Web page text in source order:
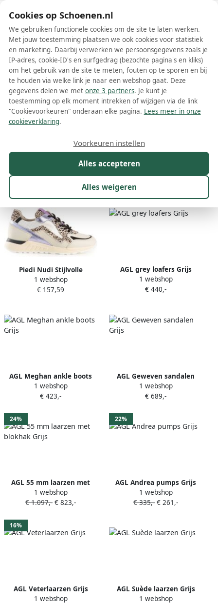
Schoenen.nl
Wis filters Alle filters
Grijze AGL damesschoenen
Meer lezen
Kleur 1
11 resultaten:
Piedi Nudi Stijlvolle
Sneakers Beige Dames
1 webshop
€ 157,59
AGL grey loafers Grijs
1 webshop
€ 440,-
AGL Meghan ankle boots
Grijs
1 webshop
€ 423,-
AGL Geweven sandalen
Grijs
1 webshop
€ 689,-
24%
AGL 55 mm laarzen met
blokhak Grijs
1 webshop
€ 1.097,- € 823,-
22%
AGL Andrea pumps Grijs
1 webshop
€ 335,- € 261,-
16%
AGL Veterlaarzen Grijs
1 webshop
AGL Suède laarzen Grijs
1 webshop
Cookies op Schoenen.nl
We gebruiken functionele cookies om de site te laten werken.
Met jouw toestemming plaatsen we ook cookies voor statistiek
en marketing. Daarbij verwerken we persoonsgegevens zoals je
IP-adres, cookie-ID's en surfgedrag (bezochte pagina's en kliks)
om het gebruik van de site te meten, fouten op te sporen en bij
te houden via welke link je naar een webshop gaat. Deze
gegevens delen we met onze 3 partners. Je kunt je
toestemming op elk moment intrekken of wijzigen via de link
"Cookievoorkeuren" onderaan elke pagina. Lees meer in onze
cookieverklaring.
Alles accepteren
Alles weigeren
Voorkeuren instellen